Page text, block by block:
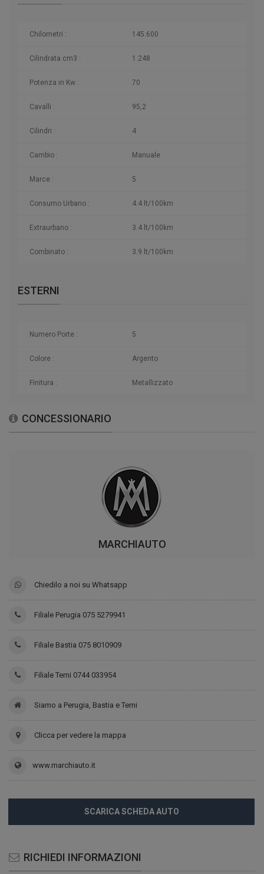
Chilometri : 145.600
Cilindrata cm3 : 1.248
Potenza in Kw : 70
Cavalli : 95,2
Cilindri : 4
Cambio : Manuale
Marce : 5
Consumo Urbano : 4.4 lt/100km
Extraurbano : 3.4 lt/100km
Combinato : 3.9 lt/100km
ESTERNI
Numero Porte : 5
Colore : Argento
Finitura : Metallizzato
CONCESSIONARIO
MARCHIAUTO
Chiedilo a noi su Whatsapp
Filiale Perugia 075 5279941
Filiale Bastia 075 8010909
Filiale Terni 0744 033954
Siamo a Perugia, Bastia e Terni
Clicca per vedere la mappa
www.marchiauto.it
SCARICA SCHEDA AUTO
RICHIEDI INFORMAZIONI